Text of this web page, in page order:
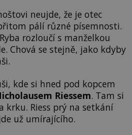
neujde, že je otec
pálí různé písemnosti.
rozloučí s manželkou
Chová se stejně, jako kdyby
kde si hned pod kopcem
Riessem. Tam si
krku. Riess prý na setkání
už umírajícího.